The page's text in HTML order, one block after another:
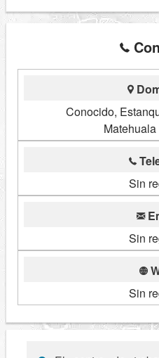
Conocido,
Sin
Sin
Sin